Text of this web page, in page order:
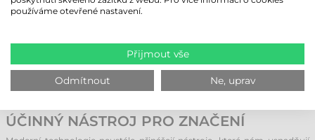
Na objednávku
ÚČINNÝ NÁSTROJ PRO ZNAČENÍ
používáme otevřené nastavení.
Přijmout vše
Odmítnout Ne, uprav